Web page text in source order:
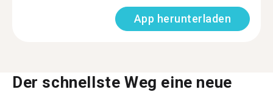
App herunterladen
Der schnellste Weg eine neue